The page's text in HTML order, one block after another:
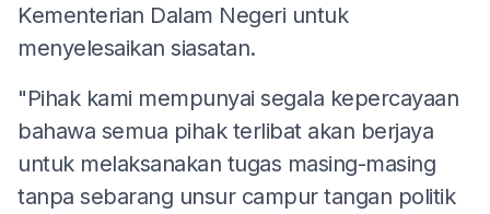
Kementerian Dalam Negeri untuk
menyelesaikan siasatan.
"Pihak kami mempunyai segala kepercayaan
bahawa semua pihak terlibat akan berjaya
untuk melaksanakan tugas masing-masing
tanpa sebarang unsur campur tangan politik